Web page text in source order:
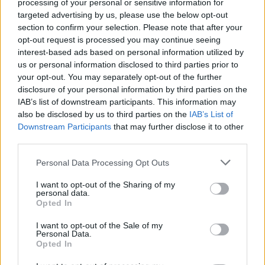
processing of your personal or sensitive information for
targeted advertising by us, please use the below opt-out
section to confirm your selection. Please note that after your
opt-out request is processed you may continue seeing
interest-based ads based on personal information utilized by
us or personal information disclosed to third parties prior to
your opt-out. You may separately opt-out of the further
disclosure of your personal information by third parties on the
IAB’s list of downstream participants. This information may
also be disclosed by us to third parties on the IAB’s List of
Downstream Participants that may further disclose it to other
Personal Data Processing Opt Outs
I want to opt-out of the Sharing of my
personal data.
Opted In
I want to opt-out of the Sale of my
Personal Data.
Opted In
πρόγραμμα ενίσχυσης του
ΕΔΟΕΑΠ
IAB Hellas: Νέα Διοικούσα Επιτροπή και νέο Διοικητικό Συμβούλιο -
Πρόεδρος ο Γαληνός Γιαγλής
Νέο Audi A2 e-tron με στόχο
αποδοτικότητας
Η Chery επενδύει 75 εκατ.
δολάρια στην KG Mobility
Το FIAT 500 Hybrid τώρα από 18.990 ευρώ
Ουκρανία: Με Μίχαϊλιουκ και
Λεν κόντρα στην Ελλάδα
Πάρκερ: «Όνειρό μου να